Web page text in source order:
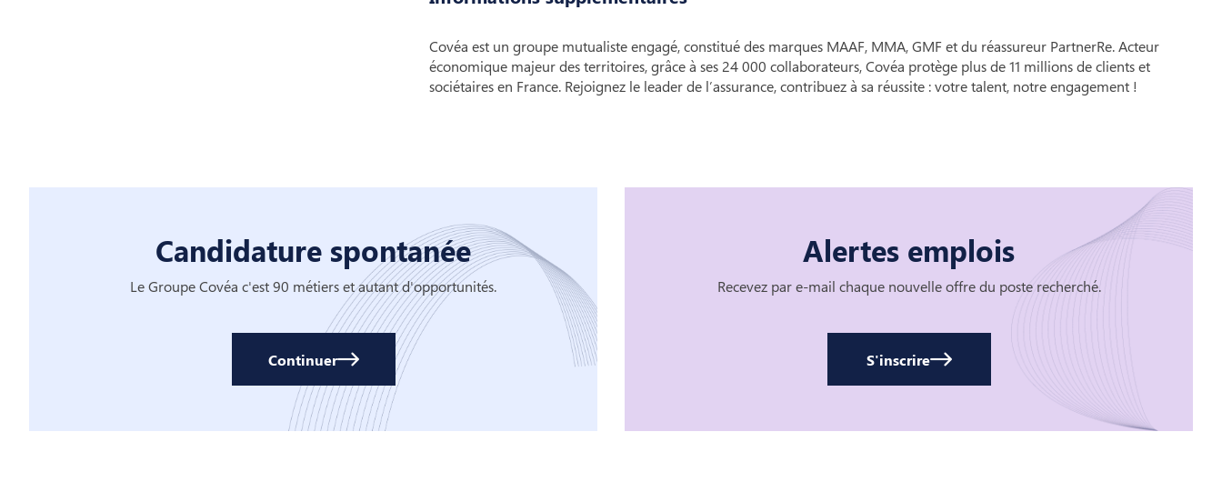
Covéa est un groupe mutualiste engagé, constitué des marques MAAF, MMA, GMF et du réassureur PartnerRe. Acteur
économique majeur des territoires, grâce à ses 24 000 collaborateurs, Covéa protège plus de 11 millions de clients et
sociétaires en France. Rejoignez le leader de l’assurance, contribuez à sa réussite : votre talent, notre engagement !
Candidature spontanée
Le Groupe Covéa c'est 90 métiers et autant d'opportunités.
Continuer
Alertes emplois
Recevez par e-mail chaque nouvelle offre du poste recherché.
S'inscrire